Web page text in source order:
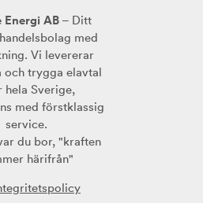
Energi AB– Ditt
med
Vi levererar
och trygga elavtal
hela Sverige,
med förstklassig
service.
du bor, "kraften
härifrån"